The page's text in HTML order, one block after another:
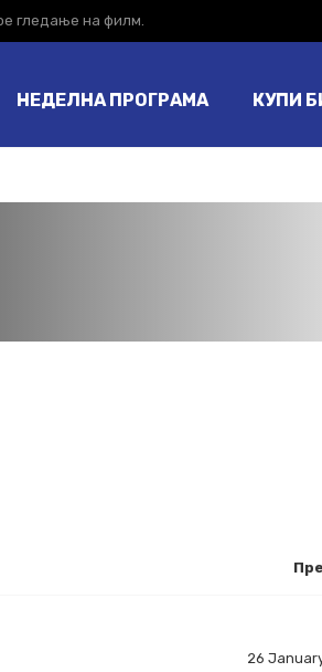
гледање на филм.
НЕДЕЛНА ПРОГРАМА КУПИ
26